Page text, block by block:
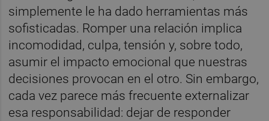
simplemente le ha dado herramientas más
sofisticadas. Romper una relación implica
incomodidad, culpa, tensión y, sobre todo,
asumir el impacto emocional que nuestras
decisiones provocan en el otro. Sin embargo,
cada vez parece más frecuente externalizar
esa responsabilidad: dejar de responder